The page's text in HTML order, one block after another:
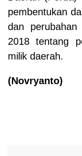
pembentukan
dan
2018 tentang
milik daerah.
(Novryanto)